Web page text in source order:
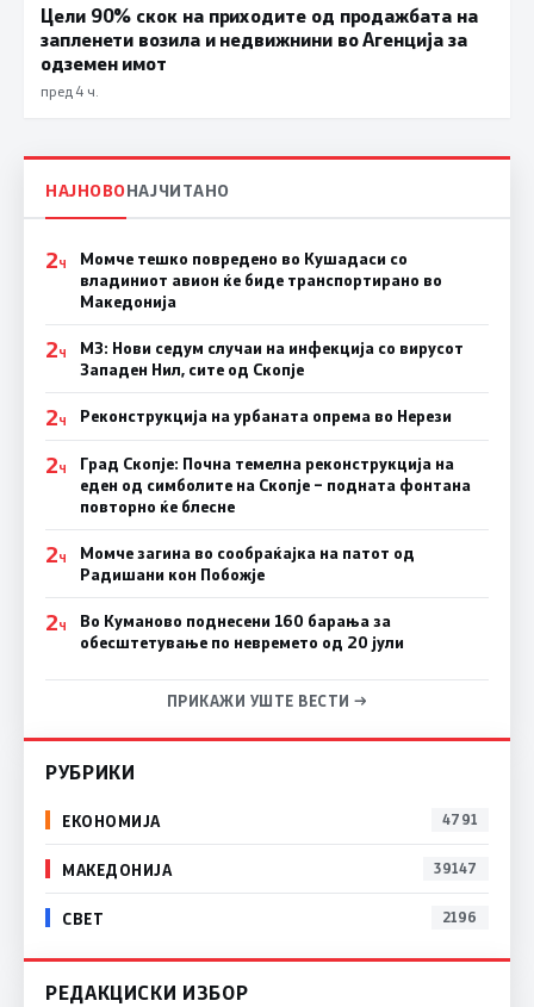
Цели 90% скок на приходите од продажбата на
запленети возила и недвижнини во Агенција за
одземен имот
пред 4 ч.
НАЈНОВОНАЈЧИТАНО
2Ч
Момче тешко повредено во Кушадаси со
владиниот авион ќе биде транспортирано во
Македонија
2Ч
МЗ: Нови седум случаи на инфекција со вирусот
Западен Нил, сите од Скопје
2Ч Реконструкција на урбаната опрема во Нерези
2Ч
Град Скопје: Почна темелна реконструкција на
еден од симболите на Скопје – подната фонтана
повторно ќе блесне
2Ч
Момче загина во сообраќајка на патот од
Радишани кон Побожје
2Ч
Во Куманово поднесени 160 барања за
обесштетување по невремето од 20 јули
ПРИКАЖИ УШТЕ ВЕСТИ →
РУБРИКИ
ЕКОНОМИЈА 4791
МАКЕДОНИЈА 39147
СВЕТ 2196
РЕДАКЦИСКИ ИЗБОР